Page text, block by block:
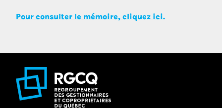
Pour consulter le mémoire, cliquez ici.